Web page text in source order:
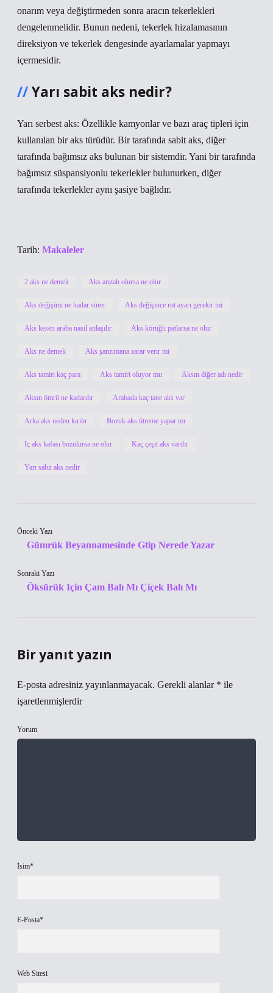
onarım veya değiştirmeden sonra aracın tekerlekleri
dengelenmelidir. Bunun nedeni, tekerlek hizalamasının
direksiyon ve tekerlek dengesinde ayarlamalar yapmayı
içermesidir.
Yarı sabit aks nedir?
Yarı serbest aks: Özellikle kamyonlar ve bazı araç tipleri için
kullanılan bir aks türüdür. Bir tarafında sabit aks, diğer
tarafında bağımsız aks bulunan bir sistemdir. Yani bir tarafında
bağımsız süspansiyonlu tekerlekler bulunurken, diğer
tarafında tekerlekler aynı şasiye bağlıdır.
Tarih: Makaleler
2 aks ne demek Aks arızalı olursa ne olur
Aks değişimi ne kadar sürer Aks değişince rot ayarı gerekir mi
Aks kesen araba nasıl anlaşılır Aks körüğü patlarsa ne olur
Aks ne demek Aks şanzımana zarar verir mi
Aks tamiri kaç para Aks tamiri oluyor mu Aksın diğer adı nedir
Aksın ömrü ne kadardır Arabada kaç tane aks var
Arka aks neden kırılır Bozuk aks titreme yapar mı
İç aks kafası bozulursa ne olur Kaç çeşit aks vardır
Yarı sabit aks nedir
Önceki Yazı
Gümrük Beyannamesinde Gtip Nerede Yazar
Sonraki Yazı
Öksürük Için Çam Balı Mı Çiçek Balı Mı
Bir yanıt yazın
E-posta adresiniz yayınlanmayacak. Gerekli alanlar * ile
işaretlenmişlerdir
Yorum
İsim*
E-Posta*
Web Sitesi